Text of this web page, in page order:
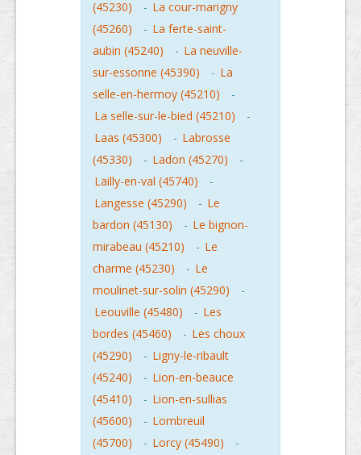
(45230)
- La cour-marigny
(45260)
- La ferte-saint-
aubin (45240)
- La neuville-
sur-essonne (45390)
- La
selle-en-hermoy (45210)
-
La selle-sur-le-bied (45210)
-
Laas (45300)
- Labrosse
(45330)
- Ladon (45270)
-
Lailly-en-val (45740)
-
Langesse (45290)
- Le
bardon (45130)
- Le bignon-
mirabeau (45210)
- Le
charme (45230)
- Le
moulinet-sur-solin (45290)
-
Leouville (45480)
- Les
bordes (45460)
- Les choux
(45290)
- Ligny-le-ribault
(45240)
- Lion-en-beauce
(45410)
- Lion-en-sullias
(45600)
- Lombreuil
(45700)
- Lorcy (45490)
-